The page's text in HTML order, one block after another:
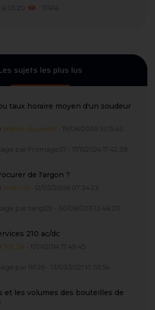
à 05:20 37414
sujets les plus lus
taux horaire moyen d'un soudeur
Admin dusweld1 - 19/08/2005 10:15:43
par Fromage57 - 17/11/2024 17:42:38
de l'argon ?
marco5 - 12/03/2006 07:34:23
par tangi29 - 30/08/2011 13:48:20
210 ac/dc
Tof_24 - 11/01/2014 17:49:45
par RP26 - 13/03/2021 10:53:54
et les volumes des bouteilles de